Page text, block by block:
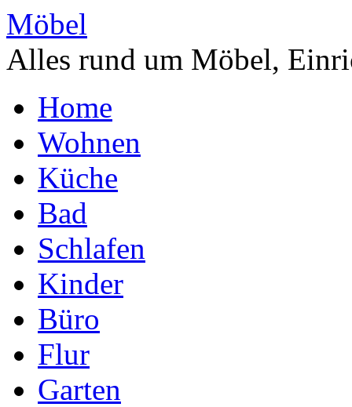
Möbel
Alles rund um Möbel,
Home
Wohnen
Küche
Bad
Schlafen
Kinder
Büro
Flur
Garten